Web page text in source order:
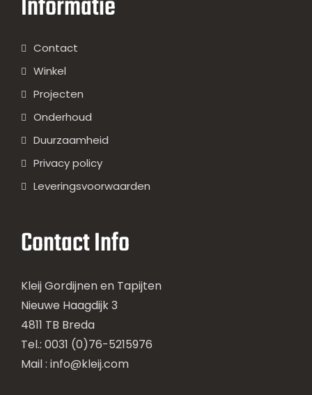
Informatie
Contact
Winkel
Projecten
Onderhoud
Duurzaamheid
Privacy policy
Leveringsvoorwaarden
Contact Info
Kleij Gordijnen en Tapijten
Nieuwe Haagdijk 3
4811 TB Breda
Tel.: 0031 (0)76-5215976
Mail : info@kleij.com